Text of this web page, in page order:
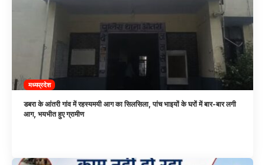
मध्यप्रदेश
डबरा के आंतरी गांव में रहस्यमयी आग का सिलसिला, पांच भाइयों के घरों में बार-बार लगी
आग, भयभीत हुए ग्रामीण